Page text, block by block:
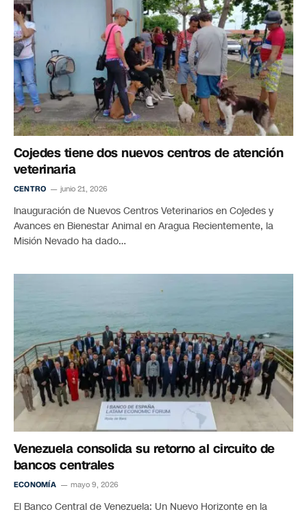
Cojedes tiene dos nuevos centros de atención
veterinaria
CENTRO junio 21, 2026
Inauguración de Nuevos Centros Veterinarios en Cojedes y
Avances en Bienestar Animal en Aragua Recientemente, la
Misión Nevado ha dado…
Venezuela consolida su retorno al circuito de
bancos centrales
ECONOMÍA mayo 9, 2026
El Banco Central de Venezuela: Un Nuevo Horizonte en la